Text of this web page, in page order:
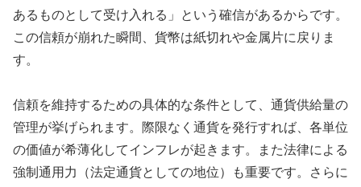
あるものとして受け入れる」という確信があるからです。
この信頼が崩れた瞬間、貨幣は紙切れや金属片に戻りま
す。
信頼を維持するための具体的な条件として、通貨供給量の
管理が挙げられます。際限なく通貨を発行すれば、各単位
の価値が希薄化してインフレが起きます。また法律による
強制通用力（法定通貨としての地位）も重要です。さらに